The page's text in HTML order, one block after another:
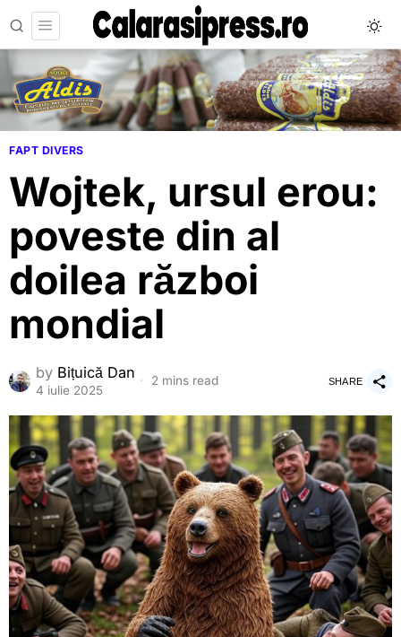
FAPT DIVERS
Wojtek, ursul erou:
poveste din al
doilea război
mondial
by Bițuică Dan
4 iulie 2025
2 mins read SHARE